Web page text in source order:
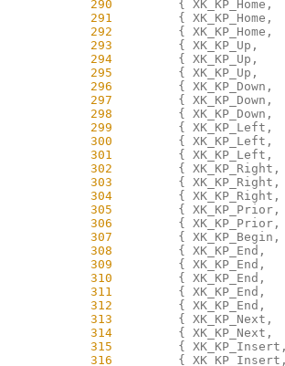
    290
    291
    292
    293
    294
    295
    296
    297
    298
    299
    300
    301
    302
    303
    304
    305
    306
    307
    308
    309
    310
    311
    312
    313
    314
    315
    316